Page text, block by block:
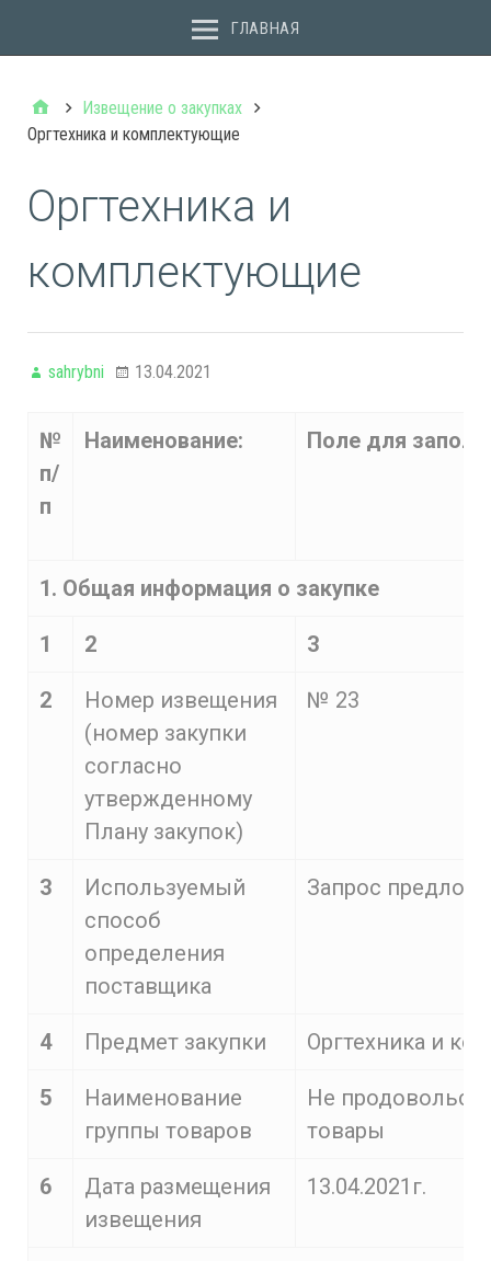
ГЛАВНАЯ
Извещение о закупках
Оргтехника и комплектующие
Оргтехника и
комплектующие
sahrybni 13.04.2021
№
п/
п
Наименование: Поле для
1. Общая информация о закупке
1 2 3
2
Номер извещения
(номер закупки
согласно
утвержденному
Плану закупок)
№ 23
3
Используемый
способ
определения
поставщика
Запрос
4 Предмет закупки Оргтехника и
5
Наименование
группы товаров
Не
товары
6
Дата размещения
извещения
13.04.2021г.